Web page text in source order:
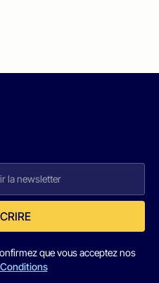
que vous acceptez nos